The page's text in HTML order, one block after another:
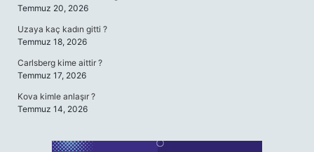
Temmuz 20, 2026
Uzaya kaç kadın gitti ?
Temmuz 18, 2026
Carlsberg kime aittir ?
Temmuz 17, 2026
Kova kimle anlaşır ?
Temmuz 14, 2026